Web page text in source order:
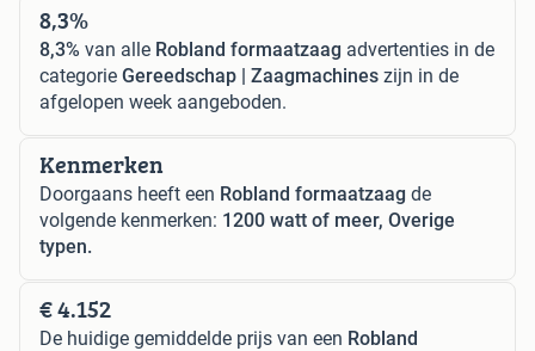
8,3%
8,3% van alle Robland formaatzaag advertenties in de
categorie Gereedschap | Zaagmachines zijn in de
afgelopen week aangeboden.
Kenmerken
Doorgaans heeft een Robland formaatzaag de
volgende kenmerken: 1200 watt of meer, Overige
typen.
€ 4.152
De huidige gemiddelde prijs van een Robland